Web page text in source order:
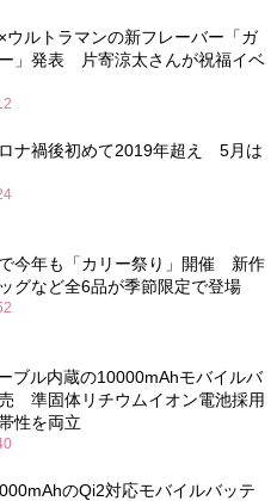
ウルトラマンの新フレーバー「ガ
」発表 片寄涼太さんが祝福イベ
ナ禍後初めて2019年超え 5月は
今年も「カリー祭り」開催 新作
グなど全6品が季節限定で登場
ブル内蔵の10000mAhモバイルバ
準固体リチウムイオン電池採用
性を両立
のQi2対応モバイルバッテ